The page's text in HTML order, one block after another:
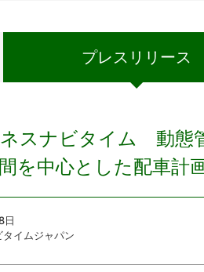
プレス リリース
ネスナビタイム 動態
を中心とした配車計
日
イムジャパン